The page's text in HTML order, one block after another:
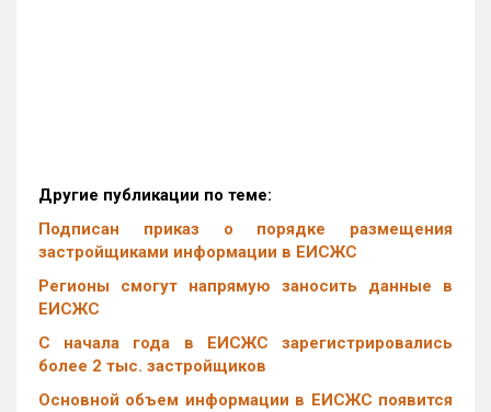
Другие публикации по теме:
Подписан приказ о порядке размещения
застройщиками информации в ЕИСЖС
Регионы смогут напрямую заносить данные в
ЕИСЖС
С начала года в ЕИСЖС зарегистрировались
более 2 тыс. застройщиков
Основной объем информации в ЕИСЖС появится